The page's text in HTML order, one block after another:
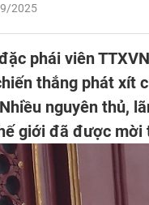
2025
phái viên
thắng phát xít
nguyên thủ,
giới đã được mời